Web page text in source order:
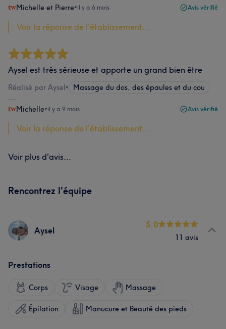
Michelle et Pierre•il y a 6 mois Avis vérifié
Voir la réponse de l'établissement...
Aysel est très sérieuse et apporte un grand bien être
Réalisé par Aysel• Massage du dos, des épaules et du cou
Michelle•il y a 9 mois Avis vérifié
Voir la réponse de l'établissement...
Voir plus d'avis...
Rencontrez l'équipe
Aysel
5.0
11 avis
Prestations
Corps Visage Massage
Épilation Manucure et Beauté des pieds